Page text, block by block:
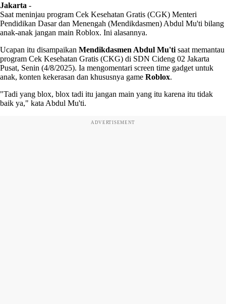
Jakarta -
Saat meninjau program Cek Kesehatan Gratis (CGK) Menteri
Pendidikan Dasar dan Menengah (Mendikdasmen) Abdul Mu'ti bilang
anak-anak jangan main Roblox. Ini alasannya.
Ucapan itu disampaikan Mendikdasmen Abdul Mu'ti saat memantau
program Cek Kesehatan Gratis (CKG) di SDN Cideng 02 Jakarta
Pusat, Senin (4/8/2025). Ia mengomentari screen time gadget untuk
anak, konten kekerasan dan khususnya game Roblox.
"Tadi yang blox, blox tadi itu jangan main yang itu karena itu tidak
baik ya," kata Abdul Mu'ti.
ADVERTISEMENT